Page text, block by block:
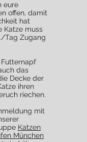
eure
offen, damit
hat
Katze muss
Tag Zugang
das
Decke der
ihren
riechen.
mit
Katzen
München